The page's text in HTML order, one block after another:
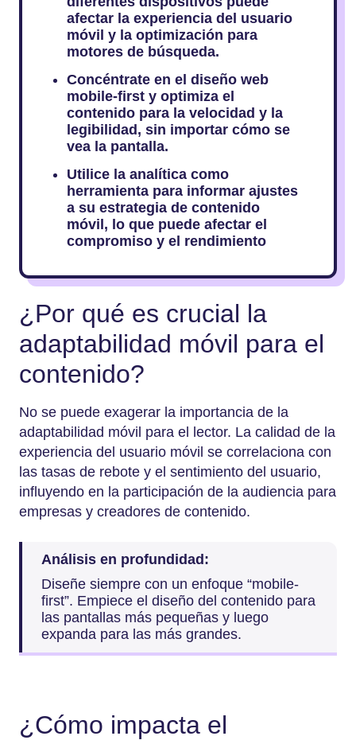
afectar la experiencia del usuario
móvil y la optimización para
motores de búsqueda.
Concéntrate en el diseño web
mobile-first y optimiza el
contenido para la velocidad y la
legibilidad, sin importar cómo se
vea la pantalla.
Utilice la analítica como
herramienta para informar ajustes
a su estrategia de contenido
móvil, lo que puede afectar el
compromiso y el rendimiento
¿Por qué es crucial la
adaptabilidad móvil para el
contenido?
No se puede exagerar la importancia de la
adaptabilidad móvil para el lector. La calidad de la
experiencia del usuario móvil se correlaciona con
las tasas de rebote y el sentimiento del usuario,
influyendo en la participación de la audiencia para
empresas y creadores de contenido.
Análisis en profundidad:
Diseñe siempre con un enfoque “mobile-
first”. Empiece el diseño del contenido para
las pantallas más pequeñas y luego
expanda para las más grandes.
¿Cómo impacta el